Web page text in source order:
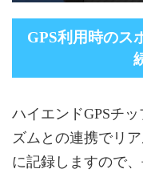
GPS利用時のス
ハイエンドGPSチ
ズムとの連携でリ
に記録しますので